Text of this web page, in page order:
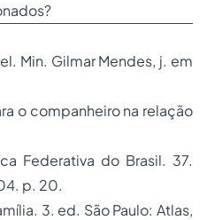
Min. Gilmar Mendes, j. em
o companheiro na relação
Federativa do Brasil. 37.
p. 20.
3. ed. São Paulo: Atlas,